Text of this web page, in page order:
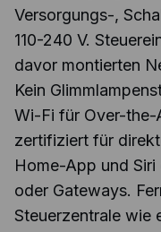
Versorgungs-,
110-240 V.
davor montierten
Kein
Wi-Fi für Over-
zertifiziert für
Home-App und
oder Gateways.
Steuerzentrale wie